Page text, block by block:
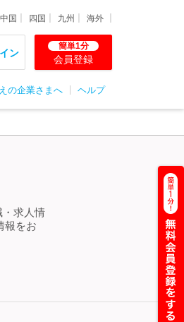
中国 四国 九州 海外
ン
簡単1分
会員登録
の企業さまへ ヘルプ
・求人情
報をお